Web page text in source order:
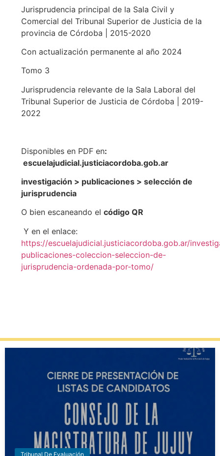
Jurisprudencia principal de la Sala Civil y
Comercial del Tribunal Superior de Justicia de la
provincia de Córdoba | 2015-2020
Con actualización permanente al año 2024
Tomo 3
Jurisprudencia relevante de la Sala Laboral del
Tribunal Superior de Justicia de Córdoba | 2019-
2022
Disponibles en PDF en:
escuelajudicial.justiciacordoba.gob.ar
investigación > publicaciones > selección de
jurisprudencia
O bien escaneando el código QR
Y en el enlace:
https://escuelajudicial.justiciacordoba.gob.ar/
publicaciones-coleccion-seleccion-de-
jurisprudencia-ordenada-por-tomo/
Tribunal De Evaluación